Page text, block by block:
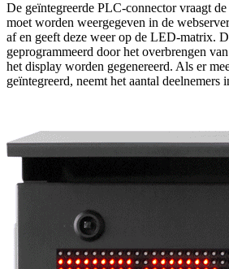
De geïntegreerde PLC-connector vraagt
moet worden weergegeven in de
af en geeft deze weer op de LED-matrix.
geprogrammeerd door het overbrengen
het display worden gegenereerd. Als er
geïntegreerd, neemt het aantal deelnemers